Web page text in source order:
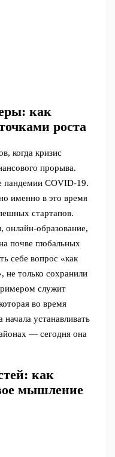
как
роста
когда кризис
прорыва.
пандемии COVID-19.
именно в это время
стартапов.
образование,
почве глобальных
себе вопрос «как
не только сохранили
служит
во время
начала устанавливать
— сегодня она
как
мышление